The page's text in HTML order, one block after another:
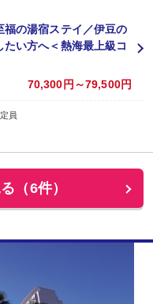
福の湯宿ステイ／伊豆の
い方へ＜熱海最上級コ
70,300円～79,500円
員
（6件）